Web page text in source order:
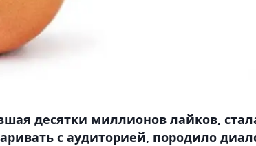
десятки миллионов лайков,
с аудиторией, породило